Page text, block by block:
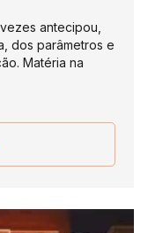
antecipou,
dos parâmetros e
Matéria na